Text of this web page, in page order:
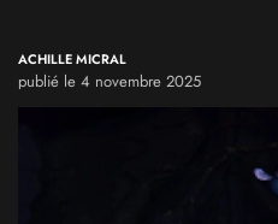
ACHILLE MICRAL
publié le 4 novembre 2025